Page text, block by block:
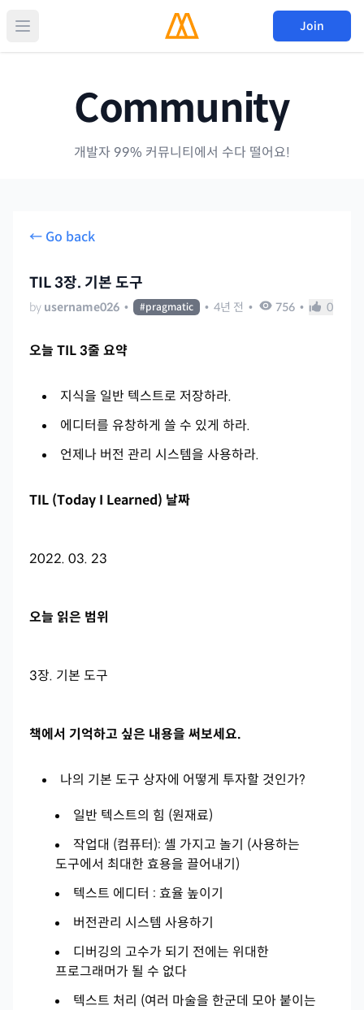
Join
Community
개발자 99% 커뮤니티에서 수다 떨어요!
← Go back
TIL 3장. 기본 도구
by username026 • #pragmatic • 4년 전 • 756 • 0
오늘 TIL 3줄 요약
지식을 일반 텍스트로 저장하라.
에디터를 유창하게 쓸 수 있게 하라.
언제나 버전 관리 시스템을 사용하라.
TIL (Today I Learned) 날짜
2022. 03. 23
오늘 읽은 범위
3장. 기본 도구
책에서 기억하고 싶은 내용을 써보세요.
나의 기본 도구 상자에 어떻게 투자할 것인가?
일반 텍스트의 힘 (원재료)
작업대 (컴퓨터): 셸 가지고 놀기 (사용하는
도구에서 최대한 효용을 끌어내기)
텍스트 에디터 : 효율 높이기
버전관리 시스템 사용하기
디버깅의 고수가 되기 전에는 위대한
프로그래머가 될 수 없다
텍스트 처리 (여러 마술을 한군데 모아 붙이는